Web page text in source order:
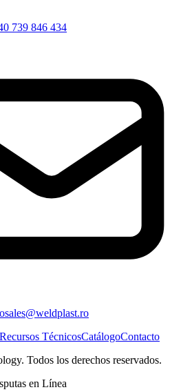
739 846 434
sales@weldplast.ro
Recursos TécnicosCatálogoContacto
. Todos los derechos reservados.
en Línea